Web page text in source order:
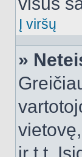
Į viršų
»